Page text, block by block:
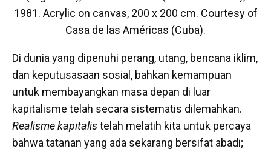
1981. Acrylic on canvas, 200 x 200 cm. Courtesy of
Casa de las Américas (Cuba).
Di dunia yang dipenuhi perang, utang, bencana iklim,
dan keputusasaan sosial, bahkan kemampuan
untuk membayangkan masa depan di luar
kapitalisme telah secara sistematis dilemahkan.
Realisme kapitalistelah melatih kita untuk percaya
bahwa tatanan yang ada sekarang bersifat abadi;